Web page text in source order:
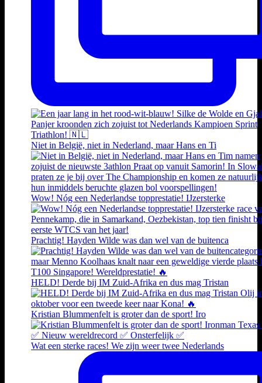
Niet in België, niet in Nederland, maar Hans en Ti
Wow! Nóg een Nederlandse topprestatie! IJzersterke
Prachtig! Hayden Wilde was dan wel van de buitenca
HELD! Derde bij IM Zuid-Afrika en dus mag Tristan
Kristian Blummenfelt is groter dan de sport! Iro
Wat een sterke races! We zijn weer twee Nederlands